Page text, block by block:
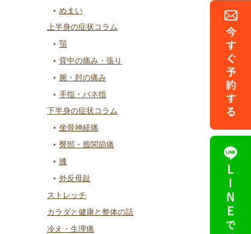
めまい
上半身の症状コラム
顎
背中の痛み・張り
腕・肘の痛み
手指・バネ指
下半身の症状コラム
坐骨神経痛
臀部・股関節痛
膝
外反母趾
ストレッチ
カラダと健康と整体の話
冷え・生理痛